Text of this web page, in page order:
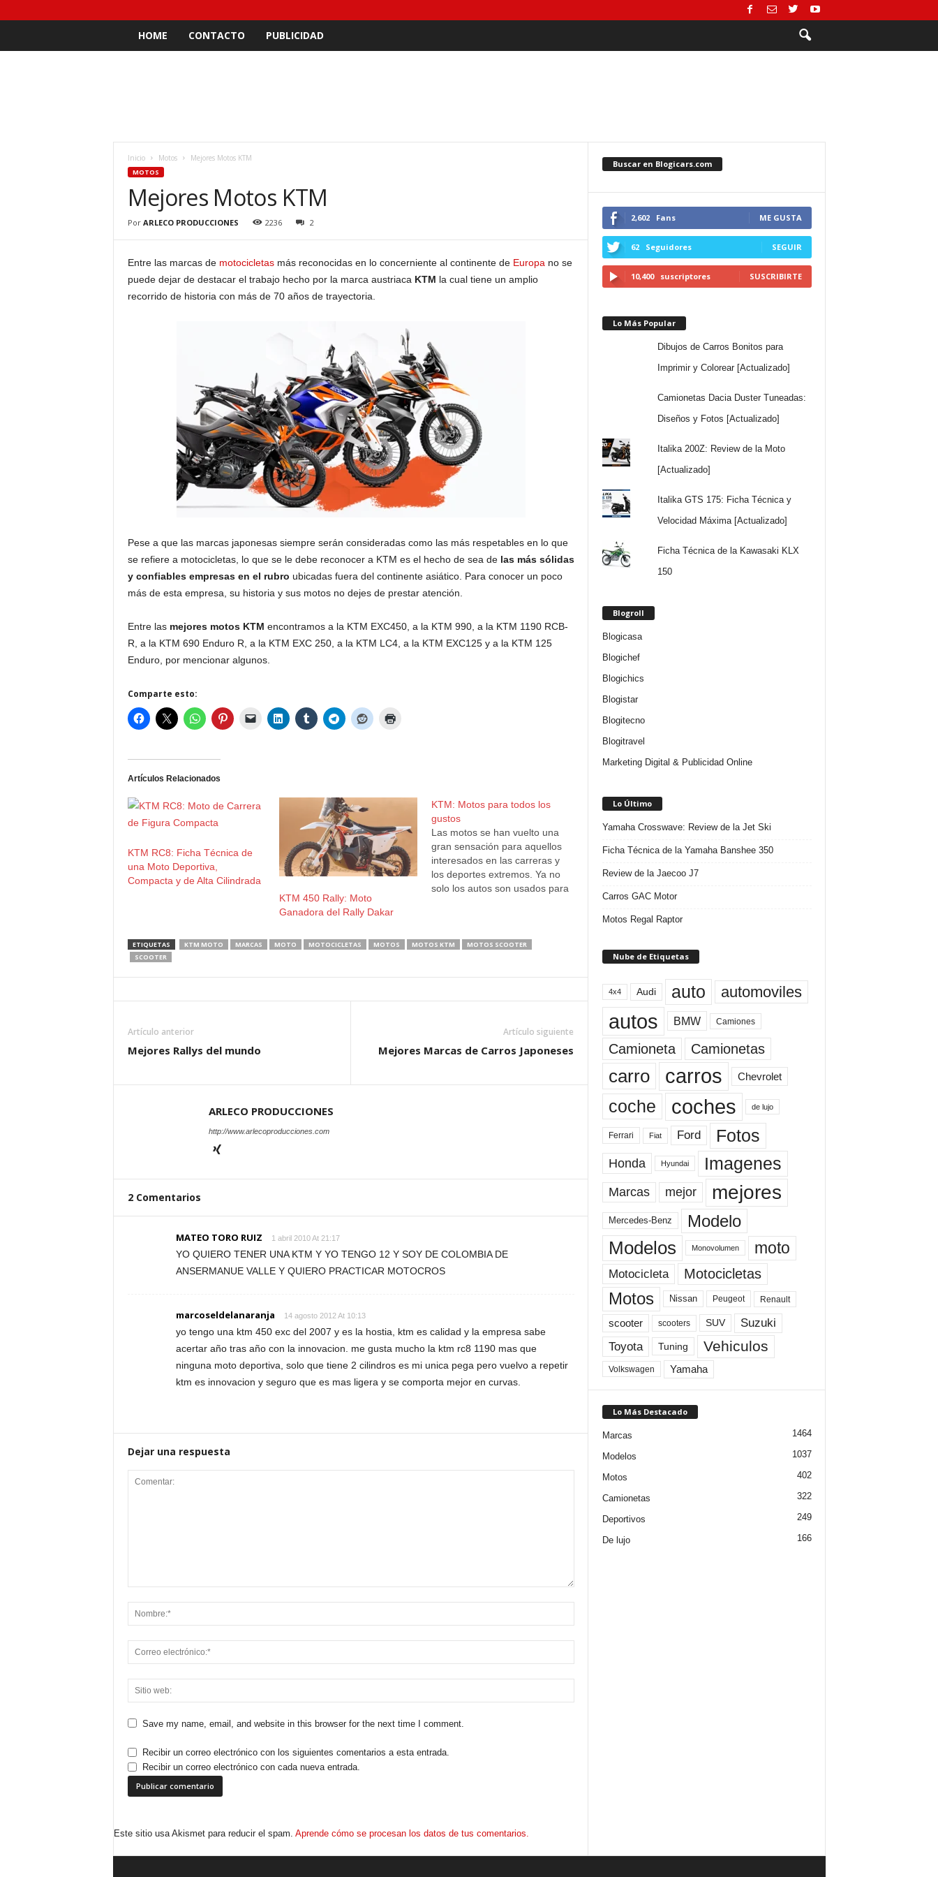
HOME CONTACTO PUBLICIDAD
Inicio Motos Mejores Motos KTM
MOTOS
Mejores Motos KTM
Por ARLECO PRODUCCIONES 2236 2
Entre las marcas de motocicletasmás reconocidas en lo concerniente al continente de Europa no se
puede dejar de destacar el trabajo hecho por la marca austriaca KTM la cual tiene un amplio
recorrido de historia con más de 70 años de trayectoria.
Pese a que las marcas japonesas siempre serán consideradas como las más respetables en lo que
se refiere a motocicletas, lo que se le debe reconocer a KTM es el hecho de sea de las más sólidas
y confiables empresas en el rubro ubicadas fuera del continente asiático. Para conocer un poco
más de esta empresa, su historia y sus motos no dejes de prestar atención.
Entre las mejores motos KTM encontramos a la KTM EXC450, a la KTM 990, a la KTM 1190 RCB-
R, a la KTM 690 Enduro R, a la KTM EXC 250, a la KTM LC4, a la KTM EXC125 y a la KTM 125
Enduro, por mencionar algunos.
Comparte esto:
Artículos Relacionados
KTM RC8: Ficha Técnica de
una Moto Deportiva,
Compacta y de Alta Cilindrada
KTM 450 Rally: Moto
Ganadora del Rally Dakar
KTM: Motos para todos los
gustos
Las motos se han vuelto una
gran sensación para aquellos
interesados en las carreras y
los deportes extremos. Ya no
solo los autos son usados para
máquinas mucho más livianas
ETIQUETAS KTM MOTO MARCAS MOTO MOTOCICLETAS MOTOS MOTOS KTM
MOTOS SCOOTER
SCOOTER
Artículo anterior
Mejores Rallys del mundo
Artículo siguiente
Mejores Marcas de Carros Japoneses
ARLECO PRODUCCIONES
http://www.arlecoproducciones.com
2 Comentarios
MATEO TORO RUIZ 1 abril 2010 At 21:17
YO QUIERO TENER UNA KTM Y YO TENGO 12 Y SOY DE COLOMBIA DE
ANSERMANUE VALLE Y QUIERO PRACTICAR MOTOCROS
marcoseldelanaranja 14 agosto 2012 At 10:13
yo tengo una ktm 450 exc del 2007 y es la hostia, ktm es calidad y la empresa sabe
acertar año tras año con la innovacion. me gusta mucho la ktm rc8 1190 mas que
ninguna moto deportiva, solo que tiene 2 cilindros es mi unica pega pero vuelvo a repetir
ktm es innovacion y seguro que es mas ligera y se comporta mejor en curvas.
Dejar una respuesta
Save my name, email, and website in this browser for the next time I comment.
Recibir un correo electrónico con los siguientes comentarios a esta entrada.
Recibir un correo electrónico con cada nueva entrada.
Este sitio usa Akismet para reducir el spam. Aprende cómo se procesan los datos de tus comentarios.
Buscar en Blogicars.com
2,602 Fans ME GUSTA
62 Seguidores SEGUIR
10,400 suscriptores SUSCRIBIRTE
Lo Más Popular
Dibujos de Carros Bonitos para
Imprimir y Colorear [Actualizado]
Camionetas Dacia Duster Tuneadas:
Diseños y Fotos [Actualizado]
Italika 200Z: Review de la Moto
[Actualizado]
Italika GTS 175: Ficha Técnica y
Velocidad Máxima [Actualizado]
Ficha Técnica de la Kawasaki KLX
150
Blogroll
Blogicasa
Blogichef
Blogichics
Blogistar
Blogitecno
Blogitravel
Marketing Digital & Publicidad Online
Lo Último
Yamaha Crosswave: Review de la Jet Ski
Ficha Técnica de la Yamaha Banshee 350
Review de la Jaecoo J7
Carros GAC Motor
Motos Regal Raptor
Nube de Etiquetas
4x4 Audi auto automoviles
autos BMW Camiones
Camioneta Camionetas
carro carros Chevrolet
coche coches de lujo
Ferrari Fiat Ford Fotos
Honda Hyundai Imagenes
Marcas mejor mejores
Mercedes-Benz Modelo
Modelos Monovolumen moto
Motocicleta Motocicletas
Motos Nissan Peugeot Renault
scooter scooters SUV Suzuki
Toyota Tuning Vehiculos
Volkswagen Yamaha
Lo Más Destacado
Marcas 1464
Modelos 1037
Motos 402
Camionetas 322
Deportivos 249
De lujo 166